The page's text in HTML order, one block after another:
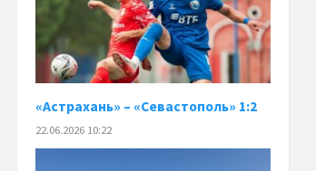
«Астрахань» – «Севастополь» 1:2
22.06.2026 10:22